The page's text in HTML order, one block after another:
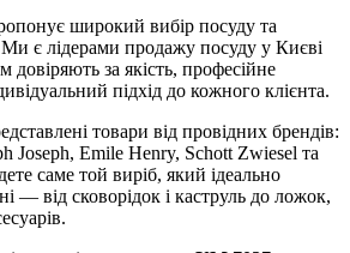
широкий вибір посуду та
Ми є лідерами продажу посуду у Києві
довіряють за якість, професійне
підхід до кожного клієнта.
товари від провідних брендів:
Joseph, Emile Henry, Schott Zwiesel та
саме той виріб, який ідеально
— від сковорідок і каструль до ложок,